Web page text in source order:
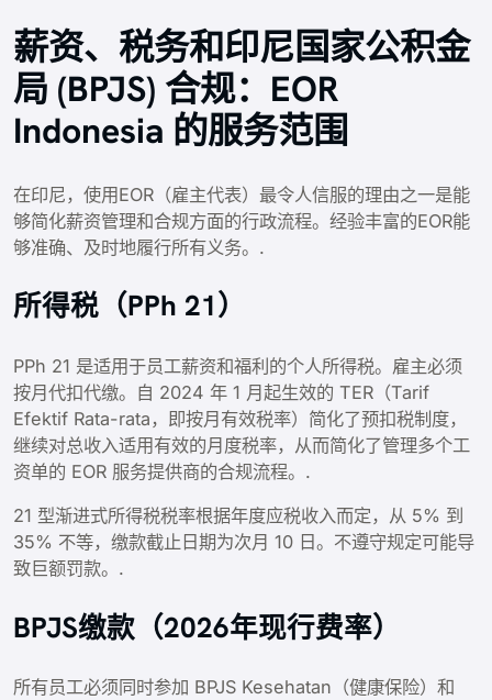
薪资、税务和印尼国家公积金
局 (BPJS) 合规：EOR
Indonesia 的服务范围
在印尼，使用EOR（雇主代表）最令人信服的理由之一是能
够简化薪资管理和合规方面的行政流程。经验丰富的EOR能
够准确、及时地履行所有义务。.
所得税（PPh 21）
PPh 21 是适用于员工薪资和福利的个人所得税。雇主必须
按月代扣代缴。自 2024 年 1 月起生效的 TER（Tarif
Efektif Rata-rata，即按月有效税率）简化了预扣税制度，
继续对总收入适用有效的月度税率，从而简化了管理多个工
资单的 EOR 服务提供商的合规流程。.
21 型渐进式所得税税率根据年度应税收入而定，从 5% 到
35% 不等，缴款截止日期为次月 10 日。不遵守规定可能导
致巨额罚款。.
BPJS缴款（2026年现行费率）
所有员工必须同时参加 BPJS Kesehatan（健康保险）和